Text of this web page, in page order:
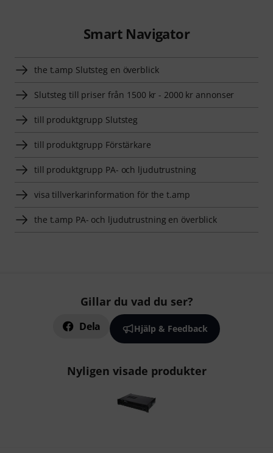
Smart Navigator
the t.amp Slutsteg en överblick
Slutsteg till priser från 1500 kr - 2000 kr annonser
till produktgrupp Slutsteg
till produktgrupp Förstärkare
till produktgrupp PA- och ljudutrustning
visa tillverkarinformation för the t.amp
the t.amp PA- och ljudutrustning en överblick
Gillar du vad du ser?
Dela Hjälp & Feedback
Nyligen visade produkter